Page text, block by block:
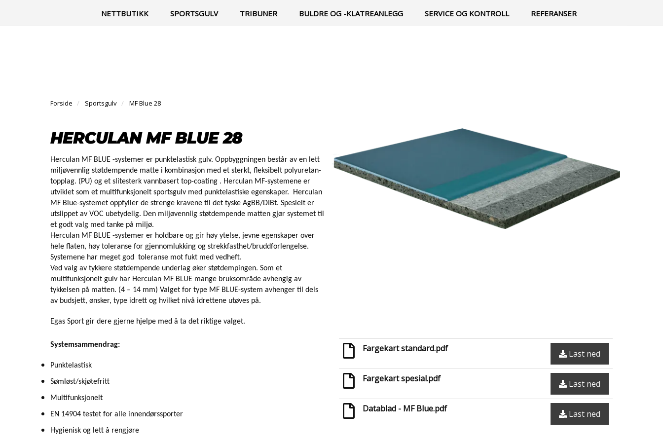
Til vår facebook-side| Kontakt Min side Infosenter Favoritter
NETTBUTIKK SPORTSGULV TRIBUNER BULDRE OG -KLATREANLEGG SERVICE OG KONTROLL REFERANSER
Forside Sportsgulv MF Blue 28
HERCULAN MF BLUE 28
Herculan MF BLUE -systemer er punktelastisk gulv. Oppbyggningen består av en lett
miljøvennlig støtdempende matte i kombinasjon med et sterkt, fleksibelt polyuretan-
topplag. (PU) og et slitesterk vannbasert top-coating . Herculan MF-systemene er
utviklet som et multifunksjonelt sportsgulv med punktelastiske egenskaper. Herculan
MF Blue-systemet oppfyller de strenge kravene til det tyske AgBB/DIBt. Spesielt er
utslippet av VOC ubetydelig. Den miljøvennlig støtdempende matten gjør systemet til
et godt valg med tanke på miljø.
Herculan MF BLUE -systemer er holdbare og gir høy ytelse, jevne egenskaper over
hele flaten, høy toleranse for gjennomlukking og strekkfasthet/bruddforlengelse.
Systemene har meget god toleranse mot fukt med vedheft.
Ved valg av tykkere støtdempende underlag øker støtdempingen. Som et
multifunksjonelt gulv har Herculan MF BLUE mange bruksområde avhengig av
tykkelsen på matten. (4 – 14 mm) Valget for type MF BLUE-system avhenger til dels
av budsjett, ønsker, type idrett og hvilket nivå idrettene utøves på.
Egas Sport gir dere gjerne hjelpe med å ta det riktige valget.
Systemsammendrag:
Punktelastisk
Sømløst/skjøtefritt
Multifunksjonelt
EN 14904 testet for alle innendørssporter
Hygienisk og lett å rengjøre
Fargekart standard.pdf Last ned
Fargekart spesial.pdf Last ned
Datablad - MF Blue.pdf Last ned